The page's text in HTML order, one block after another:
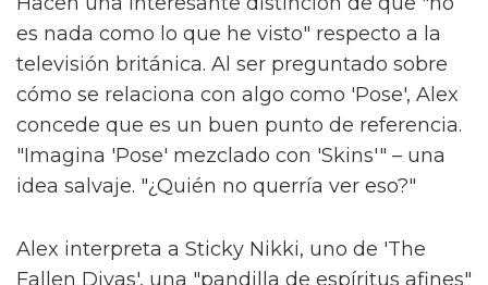
es nada como lo que he visto" respecto a la
televisión británica. Al ser preguntado sobre
cómo se relaciona con algo como 'Pose', Alex
concede que es un buen punto de referencia.
"Imagina 'Pose' mezclado con 'Skins'" – una
idea salvaje. "¿Quién no querría ver eso?"
Alex interpreta a Sticky Nikki, uno de 'The
Fallen Divas', una "pandilla de espíritus afines"